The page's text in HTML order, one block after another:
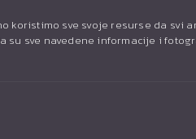
koristimo sve svoje resurse da
su sve navedene informacije i